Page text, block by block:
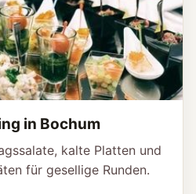
in Bochum
kalte Platten und
für gesellige Runden.